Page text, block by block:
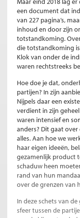
een document dat
van 227 pagina’s,
inhoud en door zijn
totstandkoming.
die totstandkoming
Klok van onder de
waren rechtstreeks
Hoe doe je dat,
partijen? In zijn
Nijpels daar een
verdient in zijn
waren intensief en
anders? Dit gaat
alles. Aan hoe we
haar eigen ideeën,
gezamenlijk product
schaduw heen
rand van hun
over de grenzen van
In deze schets van
sfeer tussen de